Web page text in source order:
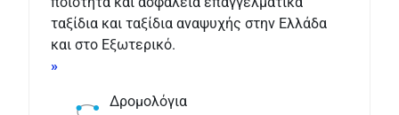
ταξίδια και ταξίδια αναψυχής στην Ελλάδα
και στο Εξωτερικό.
»
Δρομολόγια